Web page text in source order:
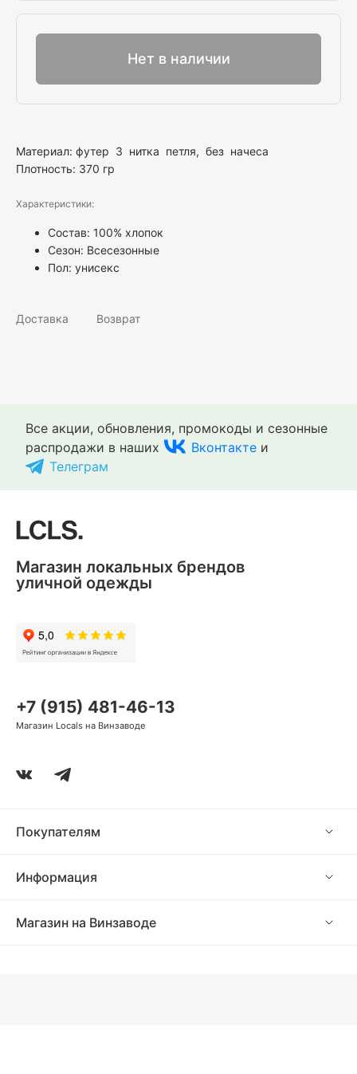
Нет в наличии
Материал: футер 3 нитка петля, без начеса
Плотность: 370 гр
Характеристики:
Состав: 100% хлопок
Сезон: Всесезонные
Пол: унисекс
Доставка Возврат
Все акции, обновления, промокоды и сезонные
распродажи в наших
Вконтакте и
Телеграм
Покупателям
Информация
Магазин на Винзаводе
+7 (915) 481-46-13
Магазин Locals на Винзаводе
Магазин локальных брендов
уличной одежды